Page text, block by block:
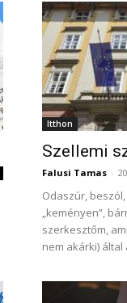
Itthon
Szellemi
Falusi Tamas -
Odaszúr,
„keményen”,
szerkesztőm,
nem akárki) által